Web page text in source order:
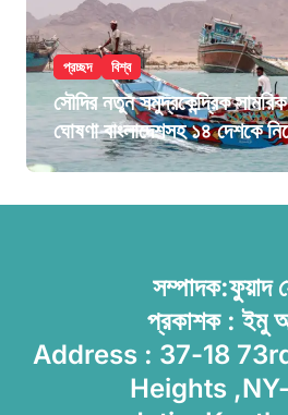
প্রচ্ছদ বিশ্ব
সৌদির নতুন সমুদ্রকেন্দ্রিক
ঘোষণা বাংলাদেশসহ ১৪ দেশকে
সম্পাদক:ফুয়াদ
প্রকাশক : ইমু
Address : 37-18
Heights